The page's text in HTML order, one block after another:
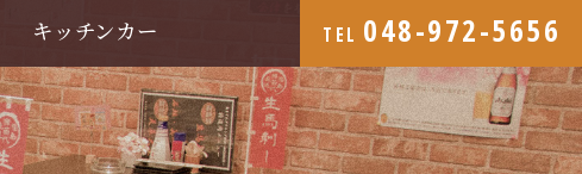
TEL 048-972-5656
キッチンカー